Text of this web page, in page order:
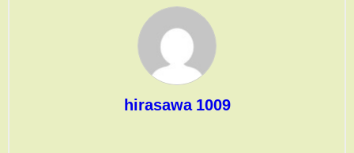
hirasawa 1009